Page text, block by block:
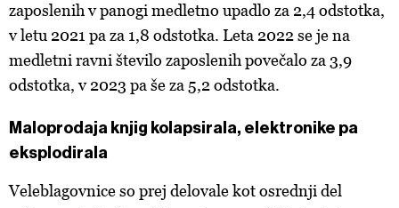
zaposlenih v panogi medletno upadlo za 2,4 odstotka,
v letu 2021 pa za 1,8 odstotka. Leta 2022 se je na
medletni ravni število zaposlenih povečalo za 3,9
odstotka, v 2023 pa še za 5,2 odstotka.
Maloprodaja knjig kolapsirala, elektronike pa
eksplodirala
Veleblagovnice so prej delovale kot osrednji del